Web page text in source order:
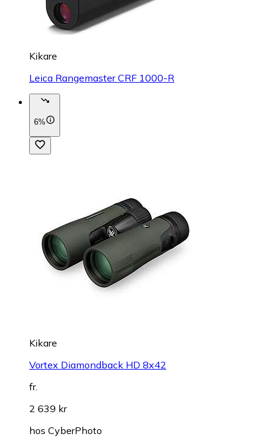
Kikare
Leica Rangemaster CRF 1000-R
6%
Kikare
Vortex Diamondback HD 8x42
fr.
2 639 kr
hos CyberPhoto